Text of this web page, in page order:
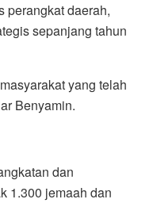
perangkat daerah,
sepanjang tahun
yang telah
Benyamin.
dan
1.300 jemaah dan